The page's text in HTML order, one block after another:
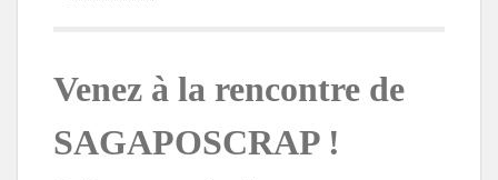
Venez à la rencontre de
SAGAPOSCRAP !